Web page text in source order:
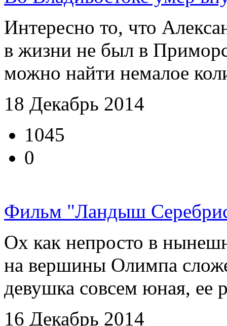
Интересно то, что
в жизни не был в
можно найти немалое
18 Декабрь 2014
1045
0
Фильм "Ландыш
Ох как непросто в
на вершины Олимпа
девушка совсем юная, ее
16 Декабрь 2014